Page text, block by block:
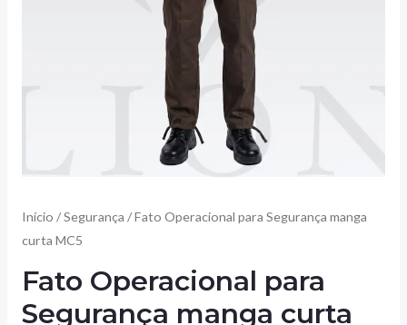
Início /Segurança / Fato Operacional para Segurança manga
curta MC5
Fato Operacional para
Segurança manga curta